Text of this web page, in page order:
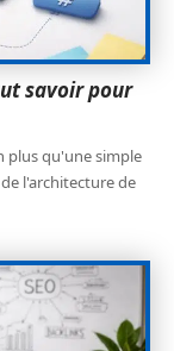
savoir pour
plus qu'une simple
l'architecture de